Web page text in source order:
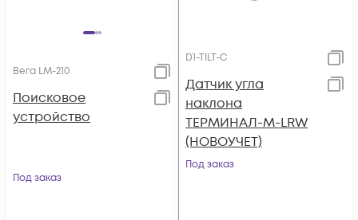
Вега LM-210
Поисковое
устройство
Под заказ
D1-TILT-C
Датчик угла
наклона
ТЕРМИНАЛ-М-LRW
(НОВОУЧЕТ)
Под заказ